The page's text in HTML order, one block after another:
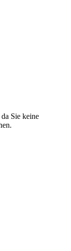
Sie keine